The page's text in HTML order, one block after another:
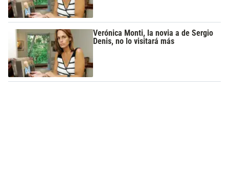
Verónica Monti, la novia a de Sergio
Denis, no lo visitará más